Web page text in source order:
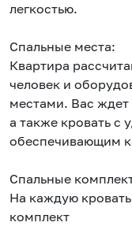
легкостью.
Спальные места:
Квартира
человек и
местами. Вас
а также кровать с
обеспечивающим
Спальные
На каждую
комплект